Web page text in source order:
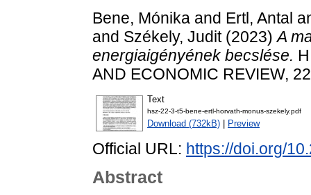
Bene, Mónika and Ertl, Antal
and Székely, Judit(2023)A
energiaigényének becslése.
AND ECONOMIC REVIEW,
Text
hsz-22-3-t5-bene-ertl-horvath-monus-szekely.pdf
Download (732kB) Preview
Official URL: https://doi.org/
Abstract